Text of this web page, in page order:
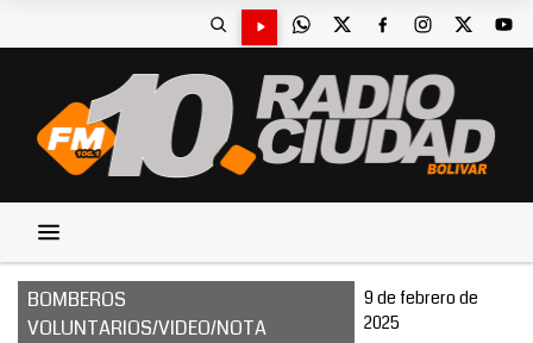
BOMBEROS
VOLUNTARIOS/VIDEO/NOTA
9 de febrero de
2025